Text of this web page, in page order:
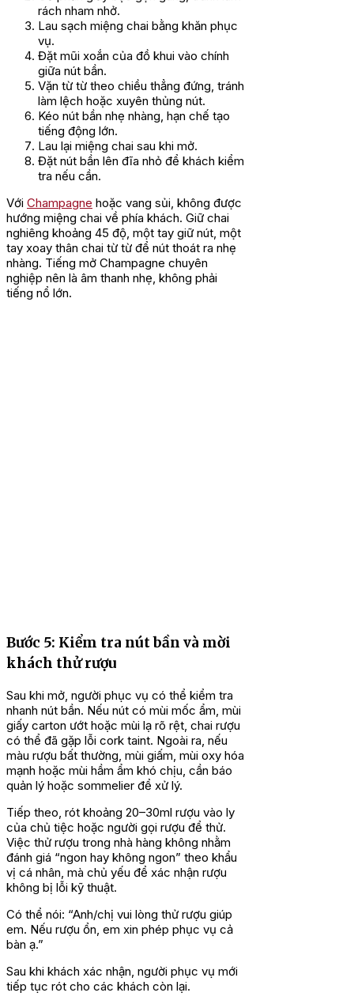
rách nham nhở.
Lau sạch miệng chai bằng khăn phục
vụ.
Đặt mũi xoắn của đồ khui vào chính
giữa nút bần.
Vặn từ từ theo chiều thẳng đứng, tránh
làm lệch hoặc xuyên thủng nút.
Kéo nút bần nhẹ nhàng, hạn chế tạo
tiếng động lớn.
Lau lại miệng chai sau khi mở.
Đặt nút bần lên đĩa nhỏ để khách kiểm
tra nếu cần.
Với Champagne hoặc vang sủi, không được
hướng miệng chai về phía khách. Giữ chai
nghiêng khoảng 45 độ, một tay giữ nút, một
tay xoay thân chai từ từ để nút thoát ra nhẹ
nhàng. Tiếng mở Champagne chuyên
nghiệp nên là âm thanh nhẹ, không phải
tiếng nổ lớn.
Bước 5: Kiểm tra nút bần và mời
khách thử rượu
Sau khi mở, người phục vụ có thể kiểm tra
nhanh nút bần. Nếu nút có mùi mốc ẩm, mùi
giấy carton ướt hoặc mùi lạ rõ rệt, chai rượu
có thể đã gặp lỗi cork taint. Ngoài ra, nếu
màu rượu bất thường, mùi giấm, mùi oxy hóa
mạnh hoặc mùi hầm ẩm khó chịu, cần báo
quản lý hoặc sommelier để xử lý.
Tiếp theo, rót khoảng 20–30ml rượu vào ly
của chủ tiệc hoặc người gọi rượu để thử.
Việc thử rượu trong nhà hàng không nhằm
đánh giá “ngon hay không ngon” theo khẩu
vị cá nhân, mà chủ yếu để xác nhận rượu
không bị lỗi kỹ thuật.
Có thể nói: “Anh/chị vui lòng thử rượu giúp
em. Nếu rượu ổn, em xin phép phục vụ cả
bàn ạ.”
Sau khi khách xác nhận, người phục vụ mới
tiếp tục rót cho các khách còn lại.